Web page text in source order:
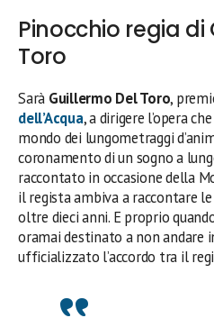
Pinocchio regia di
Toro
Sarà Guillermo Del Toro,
dell’Acqua, a dirigere l’opera
mondo dei lungometraggi
coronamento di un sogno a
raccontato in occasione della
il regista ambiva a raccontare
oltre dieci anni. E proprio
oramai destinato a non andare
ufficializzato l’accordo tra il